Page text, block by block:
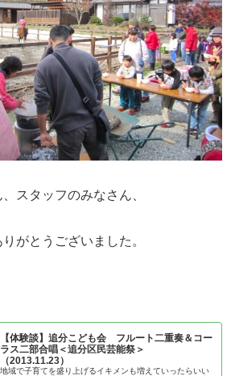
スタッフのみなさん、
がとうございました。
【体験談】追分こども会 フルート二重奏＆コー
ラス二部合唱＜追分区民芸能祭＞
（2013.11.23）
地域で子育てを盛り上げるイキメンも増えていったらいい